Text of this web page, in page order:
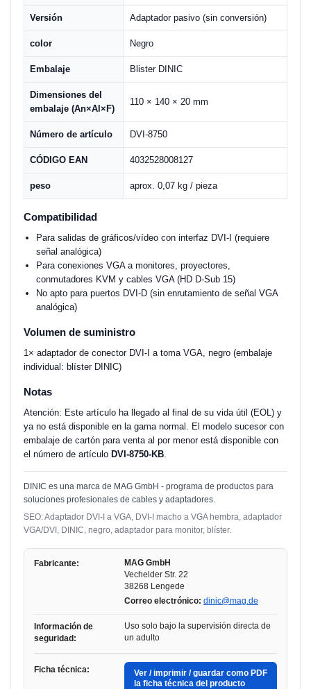
Versión Adaptador pasivo (sin conversión)
color Negro
Embalaje Blister DINIC
Dimensiones del
embalaje (An×Al×F)
110 × 140 × 20 mm
Número de artículo DVI-8750
CÓDIGO EAN 4032528008127
peso aprox. 0,07 kg / pieza
Compatibilidad
Para salidas de gráficos/vídeo con interfaz DVI-I (requiere
señal analógica)
Para conexiones VGA a monitores, proyectores,
conmutadores KVM y cables VGA (HD D-Sub 15)
No apto para puertos DVI-D (sin enrutamiento de señal VGA
analógica)
Volumen de suministro
1× adaptador de conector DVI-I a toma VGA, negro (embalaje
individual: blíster DINIC)
Notas
Atención: Este artículo ha llegado al final de su vida útil (EOL) y
ya no está disponible en la gama normal. El modelo sucesor con
embalaje de cartón para venta al por menor está disponible con
el número de artículo DVI-8750-KB.
DINIC es una marca de MAG GmbH - programa de productos para
soluciones profesionales de cables y adaptadores.
SEO: Adaptador DVI-I a VGA, DVI-I macho a VGA hembra, adaptador
VGA/DVI, DINIC, negro, adaptador para monitor, blíster.
Fabricante:
MAG GmbH
Vechelder Str. 22
38268 Lengede
Correo electrónico: dinic@mag.de
Información de
seguridad:
Uso solo bajo la supervisión directa de
un adulto
Ficha técnica:
Ver / imprimir / guardar como PDF
la ficha técnica del producto